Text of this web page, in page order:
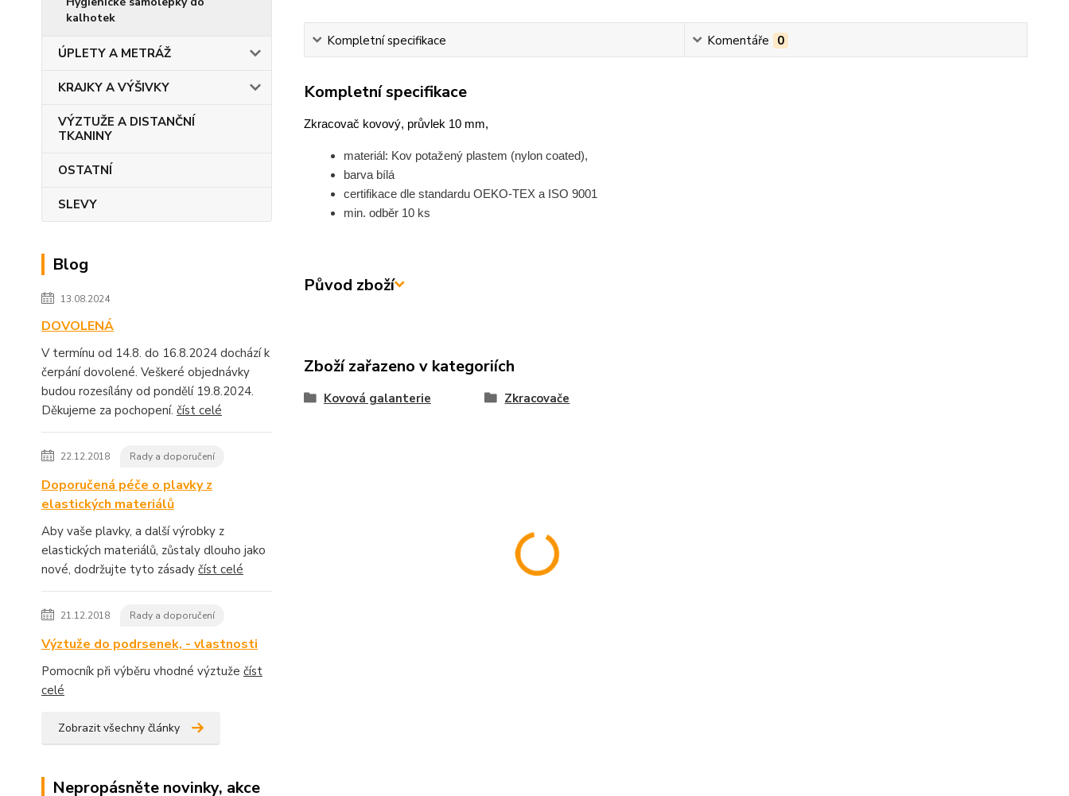
kalhotek
ÚPLETY A METRÁŽ
KRAJKY A VÝŠIVKY
VÝZTUŽE A DISTANČNÍ
TKANINY
OSTATNÍ
SLEVY
Blog
13.08.2024
DOVOLENÁ
V termínu od 14.8. do 16.8.2024 dochází k
čerpání dovolené. Veškeré objednávky
budou rozesílány od pondělí 19.8.2024.
Děkujeme za pochopení. číst celé
22.12.2018 Rady a doporučení
Doporučená péče o plavky z
elastických materiálů
Aby vaše plavky, a další výrobky z
elastických materiálů, zůstaly dlouho jako
nové, dodržujte tyto zásady číst celé
21.12.2018 Rady a doporučení
Výztuže do podrsenek, - vlastnosti
Pomocník při výběru vhodné výztuže číst
celé
Zobrazit všechny články
Nepropásněte novinky, akce
Kompletní specifikace Komentáře 0
Kompletní specifikace
Zkracovač kovový, průvlek 10 mm,
materiál: Kov potažený plastem (nylon coated),
barva bílá
certifikace dle standardu OEKO-TEX a ISO 9001
min. odběr 10 ks
Původ zboží
Zboží zařazeno v kategoriích
Kovová galanterie Zkracovače